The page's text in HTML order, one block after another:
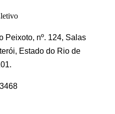
Peixoto, nº. 124, Salas
Estado do Rio de